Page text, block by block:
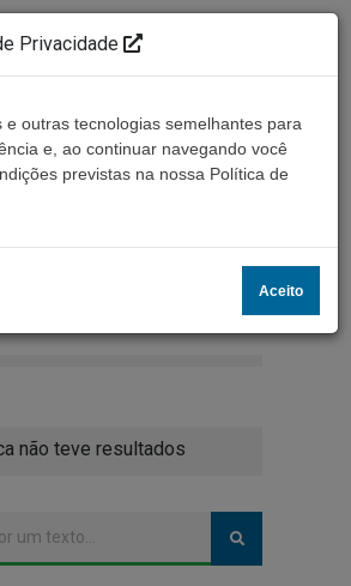
da busca
Buscar
não teve resultados
Privacidade
e outras tecnologias semelhantes para
e, ao continuar navegando você
previstas na nossa Política de
Aceito